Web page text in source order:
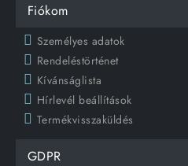
Fiókom
Személyes adatok
Rendeléstörténet
Kívánságlista
Hírlevél beállítások
Termékvisszaküldés
GDPR